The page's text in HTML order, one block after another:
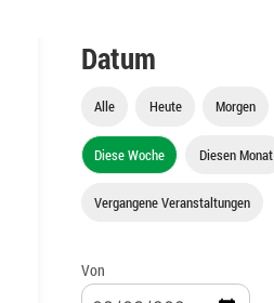
Datum
Alle Heute Morgen
Diese Woche Diesen Monat
Vergangene Veranstaltungen
Von